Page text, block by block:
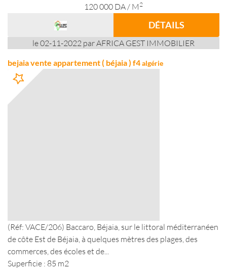
120 000 DA/ M 2
DÉTAILS
le 02-11-2022 par AFRICA GEST IMMOBILIER
bejaia vente appartement ( béjaia ) f4algérie
(Réf: VACE/206) Baccaro, Béjaia, sur le littoral méditerranéen
de côte Est de Béjaia, à quelques mètres des plages, des
commerces, des écoles et de...
Superficie : 85 m2